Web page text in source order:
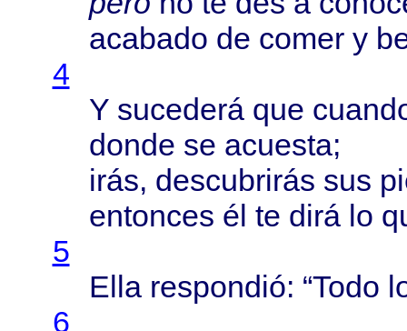
acabado de comery
4
Y sucederáque
donde se acuesta;
irás, descubrirás sus
entonces él te dirálo
5
Ella respondió: “Todo
6